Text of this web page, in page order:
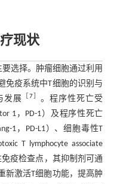
现状
要选择。肿瘤细胞通过利用
免疫系统中T细胞的识别与
发展 ［7
。程序性死亡受
1，PD-1）及程序性死亡
1，PD-L1）、细胞毒性T
T lymphocyte associate
免疫检查点，其抑制剂可通
新激活T细胞功能，提高肿